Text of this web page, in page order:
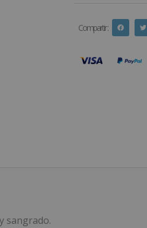
Compartir :
sangrado.